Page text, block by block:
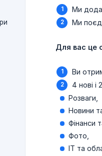
Ми
Ми
Для вас це
Ви
4 нові і
Розваги,
Новини
Фінанси
Фото,
IT та